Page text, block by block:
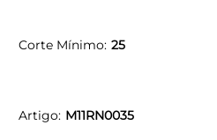
Corte Mínimo 25
Artigo M11RN0035